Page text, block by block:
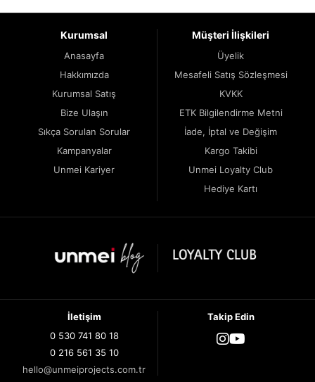
Kurumsal
Anasayfa
Hakkımızda
Kurumsal Satış
Bize Ulaşın
Sıkça Sorulan Sorular
Kampanyalar
Unmei Kariyer
Müşteri İlişkileri
Üyelik
Mesafeli Satış Sözleşmesi
KVKK
ETK Bilgilendirme Metni
İade, İptal ve Değişim
Kargo Takibi
Unmei Loyalty Club
Hediye Kartı
İletişim
0 530 741 80 18
0 216 561 35 10
hello@unmeiprojects.com.tr
Takip Edin